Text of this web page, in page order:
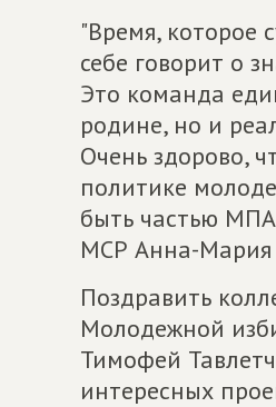
"Время, которое
себе говорит о
Это команда
родине, но и
Очень здорово,
политике
быть частью
МСР Анна-Мария
Поздравить
Молодежной
Тимофей
интересных